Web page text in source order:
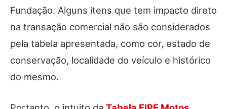
Fundação. Alguns itens que tem impacto direto
na transação comercial não são considerados
pela tabela apresentada, como cor, estado de
conservação, localidade do veículo e histórico
do mesmo.